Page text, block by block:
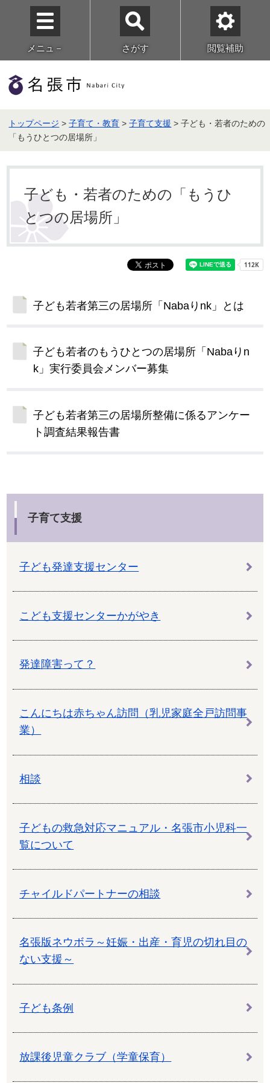
メニュ－ さがす 閲覧補助
トップページ >子育て・教育 >子育て支援 > 子ども・若者のための
「もうひとつの居場所」
子ども・若者のための「もうひ
とつの居場所」
子ども若者第三の居場所「Nabaりnk」とは
子ども若者のもうひとつの居場所「Nabaりn
k」実行委員会メンバー募集
子ども若者第三の居場所整備に係るアンケー
ト調査結果報告書
子育て支援
子ども発達支援センター
こども支援センターかがやき
発達障害って？
こんにちは赤ちゃん訪問（乳児家庭全戸訪問事
業）
相談
子どもの救急対応マニュアル・名張市小児科一
覧について
チャイルドパートナーの相談
名張版ネウボラ～妊娠・出産・育児の切れ目の
ない支援～
子ども条例
放課後児童クラブ（学童保育）